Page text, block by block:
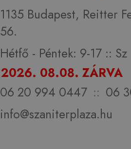
1135 Budapest, Reitter
56.
Hétfő - Péntek: 9-17 :: Sz
2026. 08.08. ZÁRVA
06 20 994 0447 :: 06
info@szaniterplaza.hu